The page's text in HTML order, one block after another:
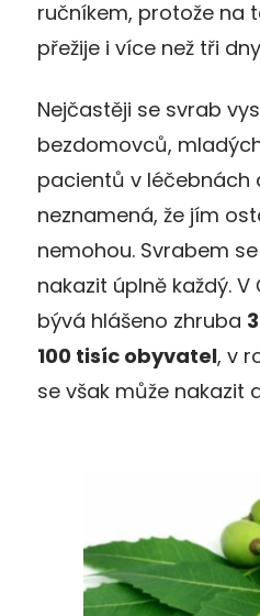
ručníkem, protože na
přežije i více než tři
Nejčastěji se svrab
bezdomovců,
pacientů v léčebnách
neznamená, že jím
nemohou. Svrabem
nakazit úplně každý.
bývá hlášeno zhruba
100 tisíc obyvatel, v
se však může nakazit